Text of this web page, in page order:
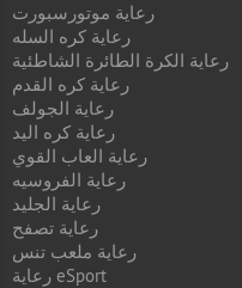
رعاية موتورسبورت
رعاية كره السله
رعاية الكرة الطائرة الشاطئية
رعاية كره القدم
رعاية الجولف
رعاية كره اليد
رعاية العاب القوي
رعاية الفروسيه
رعاية الجليد
رعاية تصفح
رعاية ملعب تنس
رعاية eSport